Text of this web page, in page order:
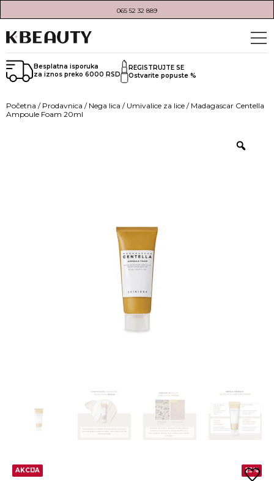
065 52 32 889
Besplatna isporuka
za iznos preko 6000 RSD
REGISTRUJTE SE
Ostvarite popuste %
Početna / Prodavnica / Nega lica / Umivalice za lice / Madagascar Centella
Ampoule Foam 20ml
AKCIJA 25%